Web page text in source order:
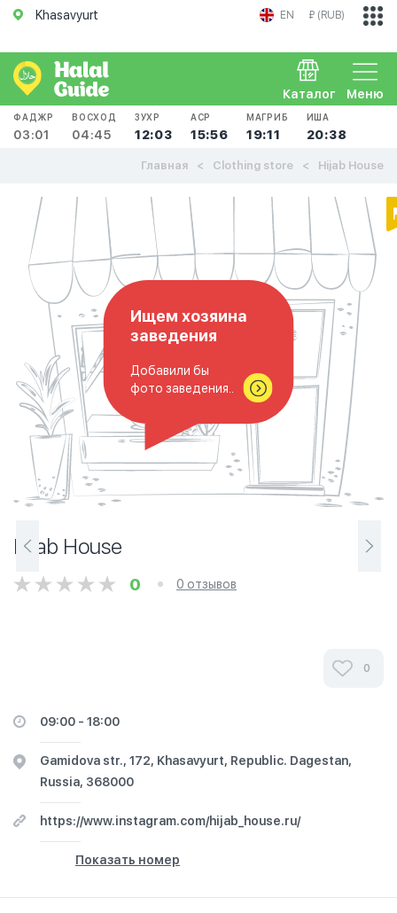
Khasavyurt EN ₽ (RUB)
Меню
Каталог
ФАДЖР
03:01
ВОСХОД
04:45
ЗУХР
12:03
АСР
15:56
МАГРИБ
19:11
ИША
20:38
Главная Clothing store Hijab House
Ищем хозяина
заведения
Добавили бы
фото заведения..
Hijab House
0 0 отзывов
0
09:00 - 18:00
Gamidova str., 172, Khasavyurt, Republic. Dagestan,
Russia, 368000
https://www.instagram.com/hijab_house.ru/
Показать номер